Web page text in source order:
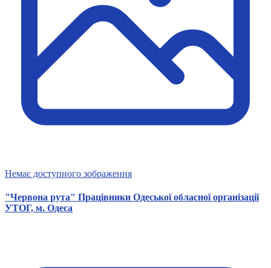
Немає доступного зображення
"Червона рута" Працівники Одеської обласної організації
УТОГ, м. Одеса